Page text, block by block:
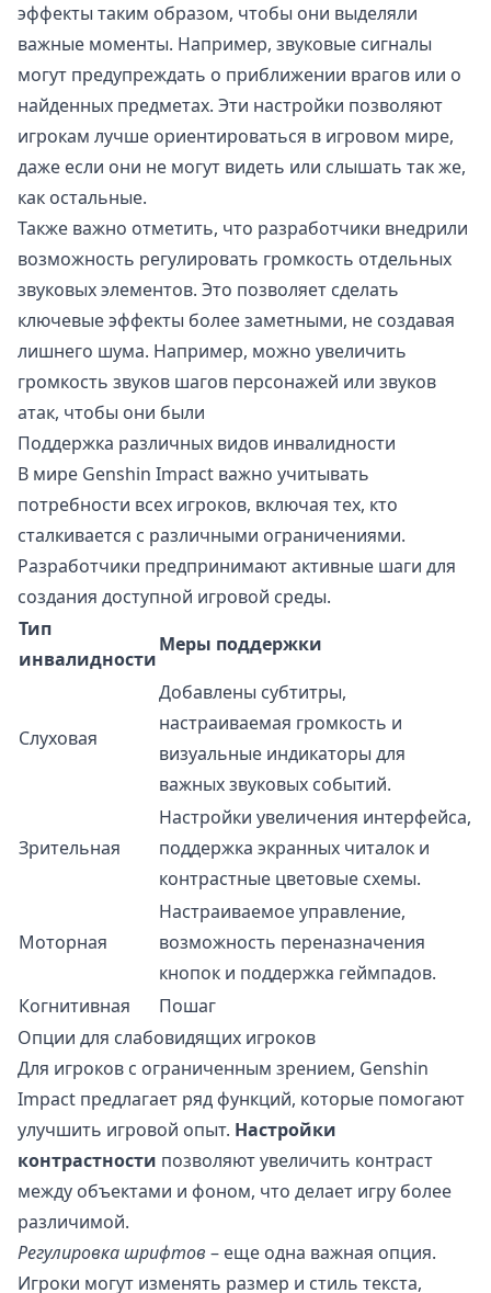
эффекты таким образом, чтобы они выделяли
важные моменты. Например, звуковые сигналы
могут предупреждать о приближении врагов или о
найденных предметах. Эти настройки позволяют
игрокам лучше ориентироваться в игровом мире,
даже если они не могут видеть или слышать так же,
как остальные.
Также важно отметить, что разработчики внедрили
возможность регулировать громкость отдельных
звуковых элементов. Это позволяет сделать
ключевые эффекты более заметными, не создавая
лишнего шума. Например, можно увеличить
громкость звуков шагов персонажей или звуков
атак, чтобы они были
Поддержка различных видов инвалидности
В мире Genshin Impact важно учитывать
потребности всех игроков, включая тех, кто
сталкивается с различными ограничениями.
Разработчики предпринимают активные шаги для
создания доступной игровой среды.
Тип
инвалидности
Меры поддержки
Слуховая
Добавлены субтитры,
настраиваемая громкость и
визуальные индикаторы для
важных звуковых событий.
Зрительная
Настройки увеличения интерфейса,
поддержка экранных читалок и
контрастные цветовые схемы.
Моторная
Настраиваемое управление,
возможность переназначения
кнопок и поддержка геймпадов.
Когнитивная
Пошаг
Опции для слабовидящих игроков
Для игроков с ограниченным зрением, Genshin
Impact предлагает ряд функций, которые помогают
улучшить игровой опыт. Настройки
контрастности позволяют увеличить контраст
между объектами и фоном, что делает игру более
различимой.
Регулировка шрифтов– еще одна важная опция.
Игроки могут изменять размер и стиль текста,